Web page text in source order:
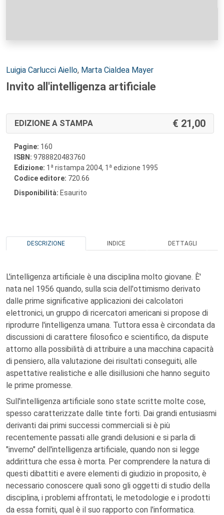
Autori:
Luigia Carlucci Aiello, Marta Cialdea Mayer
Invito all'intelligenza artificiale
EDIZIONE A STAMPA 21,00
Pagine: 160
ISBN: 9788820483760
Edizione: 1 a ristampa 2004, 1 a edizione 1995
Codice editore: 720.66
Disponibilità: Esaurito
DESCRIZIONE INDICE DETTAGLI
L'intelligenza artificiale è una disciplina molto giovane. È'
nata nel 1956 quando, sulla scia dell'ottimismo derivato
dalle prime significative applicazioni dei calcolatori
elettronici, un gruppo di ricercatori americani si propose di
riprodurre l'intelligenza umana. Tuttora essa è circondata da
discussioni di carattere filosofico e scientifico, da dispute
attorno alla possibilità di attribuire a una macchina capacità
di pensiero, alla valutazione dei risultati conseguiti, alle
aspettative realistiche e alle disillusioni che hanno seguito
le prime promesse.
Sull'intelligenza artificiale sono state scritte molte cose,
spesso caratterizzate dalle tinte forti. Dai grandi entusiasmi
derivanti dai primi successi commerciali si è più
recentemente passati alle grandi delusioni e si parla di
"inverno" dell'intelligenza artificiale, quando non si legge
addirittura che essa è morta. Per comprendere la natura di
questi dibattiti e avere elementi di giudizio in proposito, è
necessario conoscere quali sono gli oggetti di studio della
disciplina, i problemi affrontati, le metodologie e i prodotti
da essa forniti, qual è il suo rapporto con l'informatica.